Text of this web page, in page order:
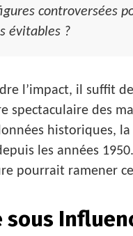
controversées
évitables ?
l’impact, il suffit
spectaculaire des
historiques,
les années
pourrait ramener